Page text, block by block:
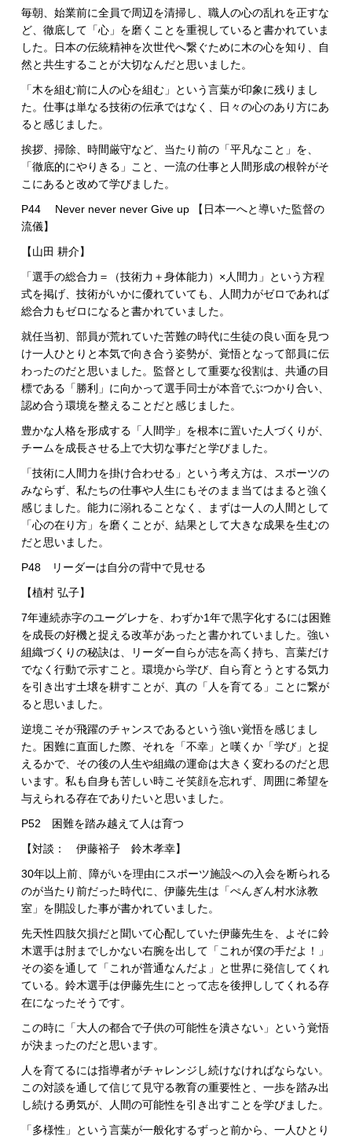
毎朝、始業前に全員で周辺を清掃し、職人の心の乱れを正すな
ど、徹底して「心」を磨くことを重視していると書かれていま
した。日本の伝統精神を次世代へ繋ぐために木の心を知り、自
然と共生することが大切なんだと思いました。
「木を組む前に人の心を組む」という言葉が印象に残りまし
た。仕事は単なる技術の伝承ではなく、日々の心のあり方にあ
ると感じました。
挨拶、掃除、時間厳守など、当たり前の「平凡なこと」を、
「徹底的にやりきる」こと、一流の仕事と人間形成の根幹がそ
こにあると改めて学びました。
P44 Never never never Give up 【日本一へと導いた監督の
流儀】
【山田 耕介】
「選手の総合力＝（技術力＋身体能力）×人間力」という方程
式を掲げ、技術がいかに優れていても、人間力がゼロであれば
総合力もゼロになると書かれていました。
就任当初、部員が荒れていた苦難の時代に生徒の良い面を見つ
け一人ひとりと本気で向き合う姿勢が、覚悟となって部員に伝
わったのだと思いました。監督として重要な役割は、共通の目
標である「勝利」に向かって選手同士が本音でぶつかり合い、
認め合う環境を整えることだと感じました。
豊かな人格を形成する「人間学」を根本に置いた人づくりが、
チームを成長させる上で大切な事だと学びました。
「技術に人間力を掛け合わせる」という考え方は、スポーツの
みならず、私たちの仕事や人生にもそのまま当てはまると強く
感じました。能力に溺れることなく、まずは一人の人間として
「心の在り方」を磨くことが、結果として大きな成果を生むの
だと思いました。
P48 リーダーは自分の背中で見せる
【植村 弘子】
7年連続赤字のユーグレナを、わずか1年で黒字化するには困難
を成長の好機と捉える改革があったと書かれていました。強い
組織づくりの秘訣は、リーダー自らが志を高く持ち、言葉だけ
でなく行動で示すこと。環境から学び、自ら育とうとする気力
を引き出す土壌を耕すことが、真の「人を育てる」ことに繋が
ると思いました。
逆境こそが飛躍のチャンスであるという強い覚悟を感じまし
た。困難に直面した際、それを「不幸」と嘆くか「学び」と捉
えるかで、その後の人生や組織の運命は大きく変わるのだと思
います。私も自身も苦しい時こそ笑顔を忘れず、周囲に希望を
与えられる存在でありたいと思いました。
P52 困難を踏み越えて人は育つ
【対談： 伊藤裕子 鈴木孝幸】
30年以上前、障がいを理由にスポーツ施設への入会を断られる
のが当たり前だった時代に、伊藤先生は「ぺんぎん村水泳教
室」を開設した事が書かれていました。
先天性四肢欠損だと聞いて心配していた伊藤先生を、よそに鈴
木選手は肘までしかない右腕を出して「これが僕の手だよ！」
その姿を通して「これが普通なんだよ」と世界に発信してくれ
ている。鈴木選手は伊藤先生にとって志を後押ししてくれる存
在になったそうです。
この時に「大人の都合で子供の可能性を潰さない」という覚悟
が決まったのだと思います。
人を育てるには指導者がチャレンジし続けなければならない。
この対談を通して信じて見守る教育の重要性と、一歩を踏み出
し続ける勇気が、人間の可能性を引き出すことを学びました。
「多様性」という言葉が一般化するずっと前から、一人ひとり